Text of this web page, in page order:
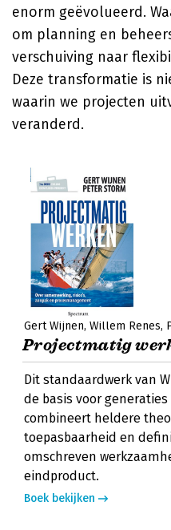
enorm geëvolueerd.
om planning en
verschuiving naar
Deze transformatie is
waarin we projecten
veranderd.
Gert Wijnen Willem Renes
Projectmatig
Dit standaardwerk van
de basis voor
combineert heldere
toepasbaarheid en
omschreven
eindproduct.
Boek bekijken